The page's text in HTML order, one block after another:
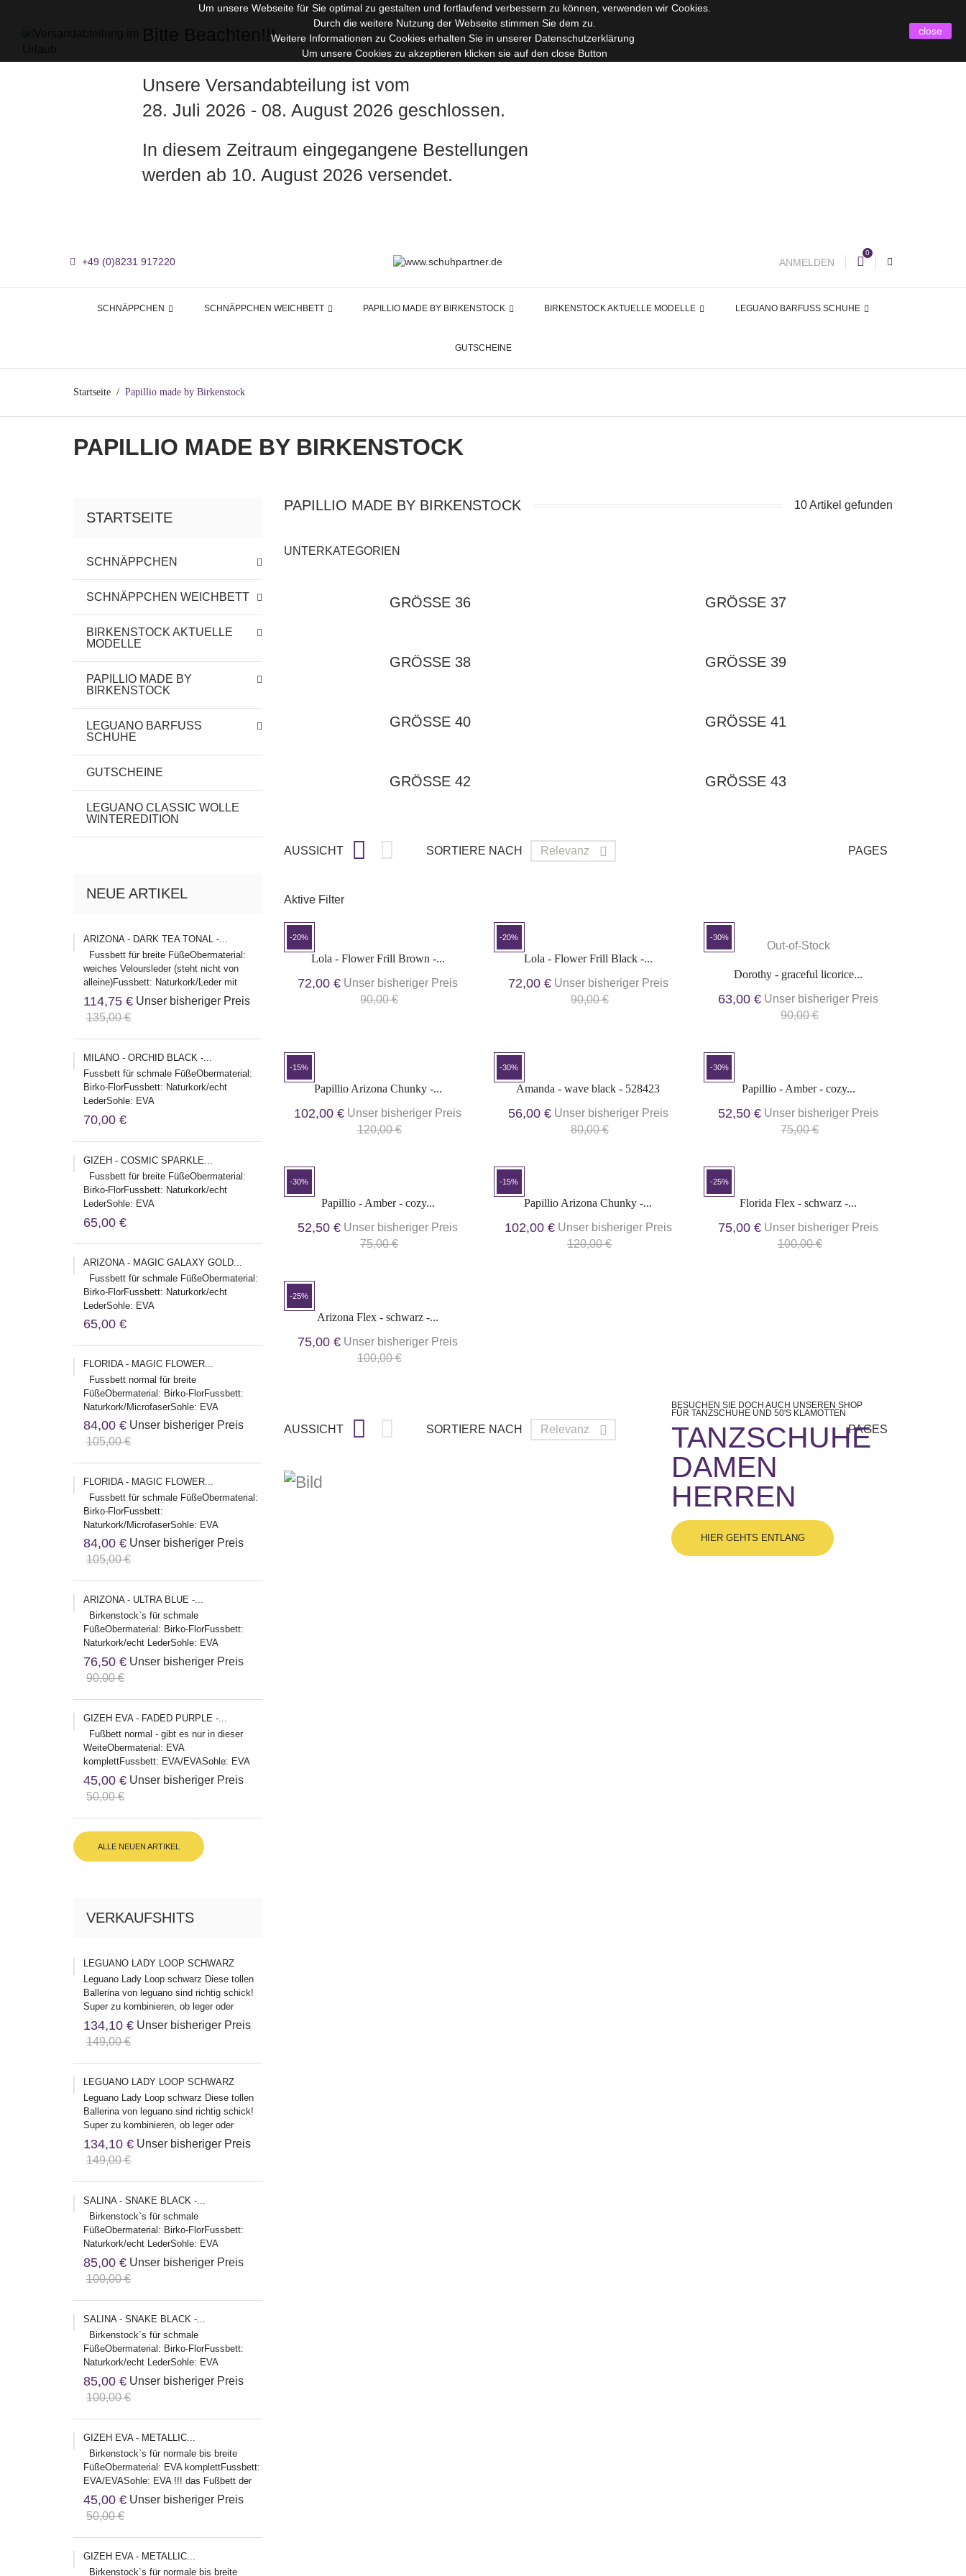
Bitte Beachten!!!
Unsere Versandabteilung ist vom
28. Juli 2026 - 08. August 2026 geschlossen.
In diesem Zeitraum eingegangene Bestellungen
werden ab 10. August 2026 versendet.
+49 (0)8231 917220 ANMELDEN
0
SCHNÄPPCHEN SCHNÄPPCHEN WEICHBETT PAPILLIO MADE BY BIRKENSTOCK BIRKENSTOCK AKTUELLE MODELLE LEGUANO BARFUSS SCHUHE
GUTSCHEINE
Startseite Papillio made by Birkenstock
PAPILLIO MADE BY BIRKENSTOCK
STARTSEITE
SCHNÄPPCHEN
SCHNÄPPCHEN WEICHBETT
BIRKENSTOCK AKTUELLE
MODELLE
PAPILLIO MADE BY
BIRKENSTOCK
LEGUANO BARFUSS
SCHUHE
GUTSCHEINE
LEGUANO CLASSIC WOLLE
WINTEREDITION
NEUE ARTIKEL
ARIZONA - DARK TEA TONAL -...
Fussbett für breite FüßeObermaterial:
weiches Veloursleder (steht nicht von
alleine)Fussbett: Naturkork/Leder mit
WeichbettungSohle: EVA...
114,75 € Unser bisheriger Preis
135,00 €
MILANO - ORCHID BLACK -...
Fussbett für schmale FüßeObermaterial:
Birko-FlorFussbett: Naturkork/echt
LederSohle: EVA
Herstelleradresse:Birkenstock Global
Sales GmbHBurg...
70,00 €
GIZEH - COSMIC SPARKLE...
Fussbett für breite FüßeObermaterial:
Birko-FlorFussbett: Naturkork/echt
LederSohle: EVA
Herstelleradresse:Birkenstock Global
Sales...
65,00 €
ARIZONA - MAGIC GALAXY GOLD...
Fussbett für schmale FüßeObermaterial:
Birko-FlorFussbett: Naturkork/echt
LederSohle: EVA
65,00 €
FLORIDA - MAGIC FLOWER...
Fussbett normal für breite
FüßeObermaterial: Birko-FlorFussbett:
Naturkork/MicrofaserSohle: EVA
84,00 € Unser bisheriger Preis
105,00 €
FLORIDA - MAGIC FLOWER...
Fussbett für schmale FüßeObermaterial:
Birko-FlorFussbett:
Naturkork/MicrofaserSohle: EVA
84,00 € Unser bisheriger Preis
105,00 €
ARIZONA - ULTRA BLUE -...
Birkenstock`s für schmale
FüßeObermaterial: Birko-FlorFussbett:
Naturkork/echt LederSohle: EVA
Herstelleradresse:Birkenstock Global
Sales...
76,50 € Unser bisheriger Preis
90,00 €
GIZEH EVA - FADED PURPLE -...
Fußbett normal - gibt es nur in dieser
WeiteObermaterial: EVA
komplettFussbett: EVA/EVASohle: EVA
Herstelleradresse:Birkenstock Global...
45,00 € Unser bisheriger Preis
50,00 €
ALLE NEUEN ARTIKEL
VERKAUFSHITS
LEGUANO LADY LOOP SCHWARZ
Leguano Lady Loop schwarz Diese tollen
Ballerina von leguano sind richtig schick!
Super zu kombinieren, ob leger oder
klassisch, die passen...
134,10 € Unser bisheriger Preis
149,00 €
LEGUANO LADY LOOP SCHWARZ
Leguano Lady Loop schwarz Diese tollen
Ballerina von leguano sind richtig schick!
Super zu kombinieren, ob leger oder
klassisch, die passen...
134,10 € Unser bisheriger Preis
149,00 €
SALINA - SNAKE BLACK -...
Birkenstock`s für schmale
FüßeObermaterial: Birko-FlorFussbett:
Naturkork/echt LederSohle: EVA
Herstelleradresse:Birkenstock Global
Sales...
85,00 € Unser bisheriger Preis
100,00 €
SALINA - SNAKE BLACK -...
Birkenstock`s für schmale
FüßeObermaterial: Birko-FlorFussbett:
Naturkork/echt LederSohle: EVA
Herstelleradresse:Birkenstock Global
Sales...
85,00 € Unser bisheriger Preis
100,00 €
GIZEH EVA - METALLIC...
Birkenstock`s für normale bis breite
FüßeObermaterial: EVA komplettFussbett:
EVA/EVASohle: EVA !!! das Fußbett der
EVA Modelle fällt etwas...
45,00 € Unser bisheriger Preis
50,00 €
GIZEH EVA - METALLIC...
Birkenstock`s für normale bis breite
PAPILLIO MADE BY BIRKENSTOCK 10 Artikel gefunden
UNTERKATEGORIEN
GRÖSSE 36 GRÖSSE 37
GRÖSSE 38 GRÖSSE 39
GRÖSSE 40 GRÖSSE 41
GRÖSSE 42 GRÖSSE 43
AUSSICHT   SORTIERE NACH Relevanz  PAGES
Aktive Filter
-20%
Lola - Flower Frill Brown -...
72,00 € Unser bisheriger Preis
90,00 €
-20%
Lola - Flower Frill Black -...
72,00 € Unser bisheriger Preis
90,00 €
-30%
Out-of-Stock
Dorothy - graceful licorice...
63,00 € Unser bisheriger Preis
90,00 €
-15%
Papillio Arizona Chunky -...
102,00 € Unser bisheriger Preis
120,00 €
-30%
Amanda - wave black - 528423
56,00 € Unser bisheriger Preis
80,00 €
-30%
Papillio - Amber - cozy...
52,50 € Unser bisheriger Preis
75,00 €
-30%
Papillio - Amber - cozy...
52,50 € Unser bisheriger Preis
75,00 €
-15%
Papillio Arizona Chunky -...
102,00 € Unser bisheriger Preis
120,00 €
-25%
Florida Flex - schwarz -...
75,00 € Unser bisheriger Preis
100,00 €
-25%
Arizona Flex - schwarz -...
75,00 € Unser bisheriger Preis
100,00 €
AUSSICHT   SORTIERE NACH Relevanz  PAGES
BESUCHEN SIE DOCH AUCH UNSEREN SHOP
FÜR TANZSCHUHE UND 50'S KLAMOTTEN
TANZSCHUHE
DAMEN
HERREN
HIER GEHTS ENTLANG
Um unsere Webseite für Sie optimal zu gestalten und fortlaufend verbessern zu können, verwenden wir Cookies.
Durch die weitere Nutzung der Webseite stimmen Sie dem zu.
Weitere Informationen zu Cookies erhalten Sie in unserer Datenschutzerklärung
Um unsere Cookies zu akzeptieren klicken sie auf den close Button
close